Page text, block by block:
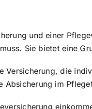
und einer
Sie bietet eine
die
Absicherung im